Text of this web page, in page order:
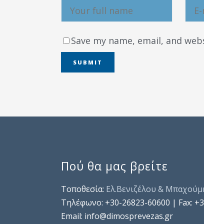
Save my name, email, and
Πού θα μας βρείτε
Τοποθεσία: Ελ.Βενιζέλου &
Τηλέφωνo: +30-26823-60600 | Fax:
Email: info@dimosprevezas.gr